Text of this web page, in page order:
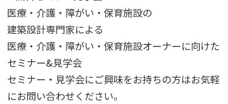
医療・介護・障がい・保育施設の
建築設計専門家による
医療・介護・障がい・保育施設オーナーに向けた
セミナー&見学会
セミナー・見学会にご興味をお持ちの方はお気軽
にお問い合わせください。